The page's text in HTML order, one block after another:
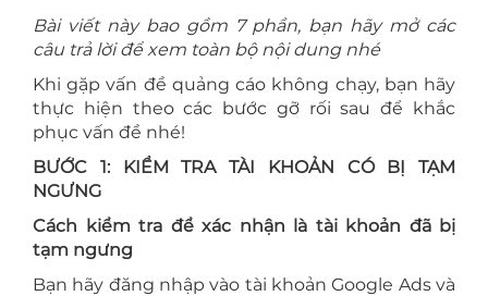
Bài viết này bao gồm 7 phần, bạn hãy mở các
câu trả lời để xem toàn bộ nội dung nhé
Khi gặp vấn đề quảng cáo không chạy, bạn hãy
thực hiện theo các bước gỡ rối sau để khắc
phục vấn đề nhé!
BƯỚC 1: KIỂM TRA TÀI KHOẢN CÓ BỊ TẠM
NGƯNG
Cách kiểm tra để xác nhận là tài khoản đã bị
tạm ngưng
Bạn hãy đăng nhập vào tài khoản Google Ads và